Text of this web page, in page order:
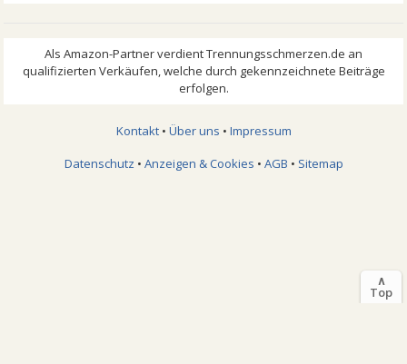
Kontakt• Über uns • Impressum
Datenschutz • Anzeigen & Cookies • AGB • Sitemap
∧
Top